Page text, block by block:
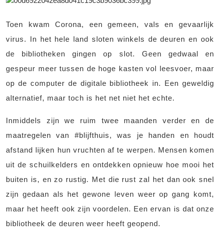
Toen kwam Corona, een gemeen, vals en gevaarlijk
virus. In het hele land sloten winkels de deuren en ook
de bibliotheken gingen op slot. Geen gedwaal en
gespeur meer tussen de hoge kasten vol leesvoer, maar
op de computer de digitale bibliotheek in. Een geweldig
alternatief, maar toch is het net niet het echte.
Inmiddels zijn we ruim twee maanden verder en de
maatregelen van #blijfthuis, was je handen en houdt
afstand lijken hun vruchten af te werpen. Mensen komen
uit de schuilkelders en ontdekken opnieuw hoe mooi het
buiten is, en zo rustig. Met die rust zal het dan ook snel
zijn gedaan als het gewone leven weer op gang komt,
maar het heeft ook zijn voordelen. Een ervan is dat onze
bibliotheek de deuren weer heeft geopend.